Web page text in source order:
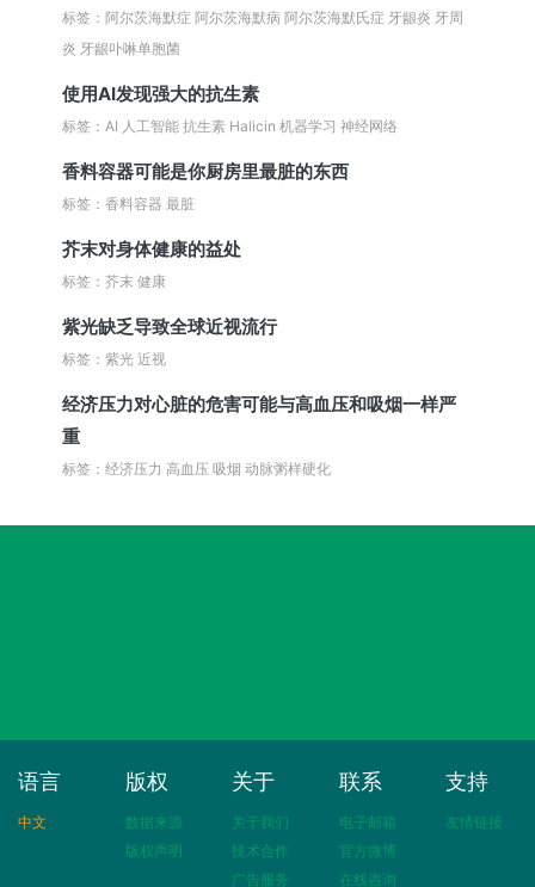
标签：阿尔茨海默症 阿尔茨海默病 阿尔茨海默氏症 牙龈炎 牙周
炎 牙龈卟啉单胞菌
使用AI发现强大的抗生素
标签：AI 人工智能 抗生素 Halicin 机器学习 神经网络
香料容器可能是你厨房里最脏的东西
标签：香料容器 最脏
芥末对身体健康的益处
标签：芥末 健康
紫光缺乏导致全球近视流行
标签：紫光 近视
经济压力对心脏的危害可能与高血压和吸烟一样严
重
标签：经济压力 高血压 吸烟 动脉粥样硬化
语言
中文
版权
数据来源
版权声明
关于
关于我们
技术合作
广告服务
联系
电子邮箱
官方微博
在线咨询
支持
友情链接